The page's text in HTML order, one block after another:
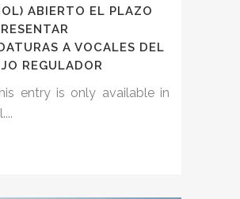
ABIERTO EL PLAZO
A VOCALES DEL
REGULADOR
entry is only available in